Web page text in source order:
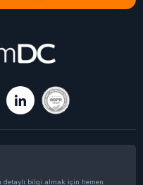
bilgi almak için hemen